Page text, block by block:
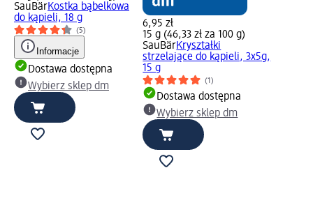
SauBärKostka bąbelkowa
do kąpieli, 18 g
(5)
Informacje
Dostawa dostępna
Wybierz sklep dm
6,95 zł
15 g (46,33 zł za 100 g)
SauBärKryształki
strzelające do kąpieli, 3x5g,
15 g
(1)
Dostawa dostępna
Wybierz sklep dm